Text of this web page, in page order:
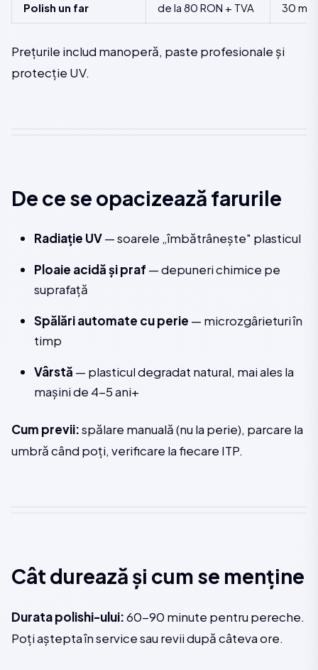
Polish un far de la 80 RON + TVA 30 min
Prețurile includ manoperă, paste profesionale și
protecție UV.
De ce se opacizează farurile
Radiație UV— soarele „îmbătrânește" plasticul
Ploaie acidă și praf — depuneri chimice pe
suprafață
Spălări automate cu perie — microzgârieturi în
timp
Vârstă — plasticul degradat natural, mai ales la
mașini de 4-5 ani+
Cum previi:spălare manuală (nu la perie), parcare la
umbră când poți, verificare la fiecare ITP.
Cât durează și cum se menține
Durata polishi-ului:60-90 minute pentru pereche.
Poți aștepta în service sau revii după câteva ore.